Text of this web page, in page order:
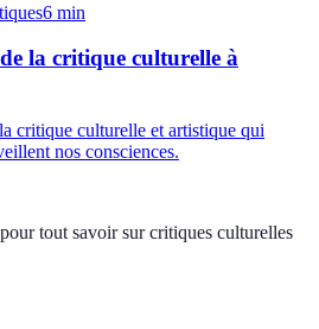
6 min
la critique culturelle à
critique culturelle et artistique qui
nos consciences.
tout savoir sur critiques culturelles